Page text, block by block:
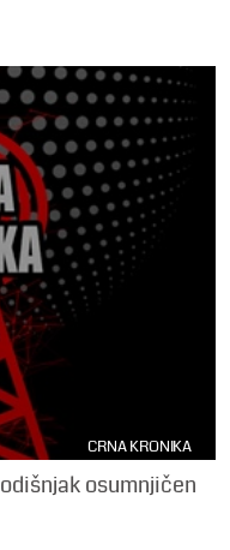
CRNA KRONIKA
osumnjičen